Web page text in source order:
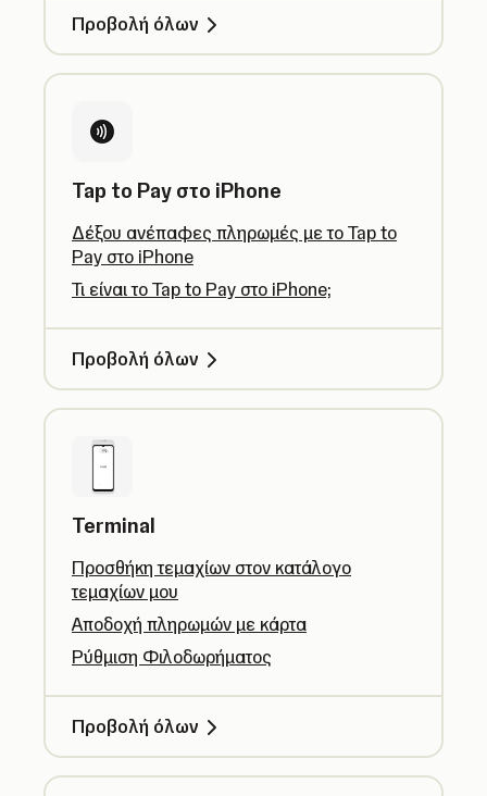
Προβολή όλων
Tap to Pay στο iPhone
Δέξου ανέπαφες πληρωμές με το Tap to
Pay στο iPhone
Τι είναι το Tap to Pay στο iPhone;
Προβολή όλων
Terminal
Προσθήκη τεμαχίων στον κατάλογο
τεμαχίων μου
Αποδοχή πληρωμών με κάρτα
Ρύθμιση Φιλοδωρήματος
Προβολή όλων